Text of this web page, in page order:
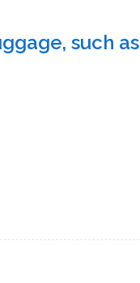
such as